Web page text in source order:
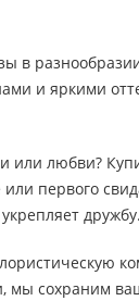
в
и яркими
или любви?
или первого
мы сохраним